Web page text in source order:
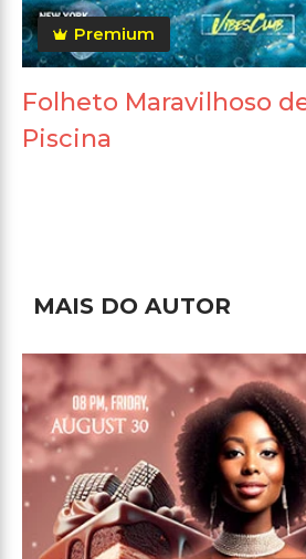
Premium
Folheto Maravilhoso
Piscina
MAIS DO AUTOR